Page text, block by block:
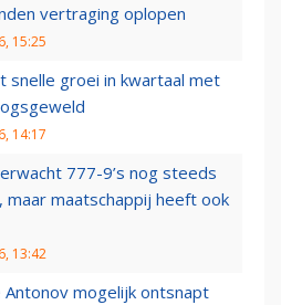
vertraging oplopen
15:25
snelle groei in kwartaal met
14:17
777-9’s nog steeds
maar maatschappij heeft ook
13:42
Antonov mogelijk ontsnapt